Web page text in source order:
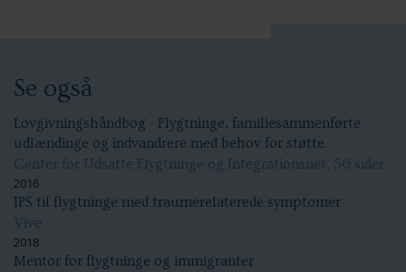
Se også
Lovgivningshåndbog - Flygtninge, familiesammenførte
udlændinge og indvandrere med behov for støtte
Center for Udsatte Flygtninge og Integrationsnet, 56 sider
2016
IPS til flygtninge med traumerelaterede symptomer
Vive
2018
Mentor for flygtninge og immigranter